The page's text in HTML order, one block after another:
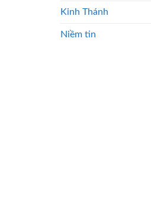
Kinh Thánh
Niềm tin